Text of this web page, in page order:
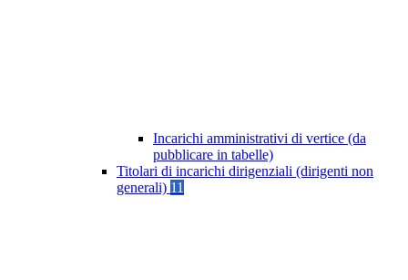
Incarichi amministrativi di vertice (da
pubblicare in tabelle)
Titolari di incarichi dirigenziali (dirigenti non
generali) 11